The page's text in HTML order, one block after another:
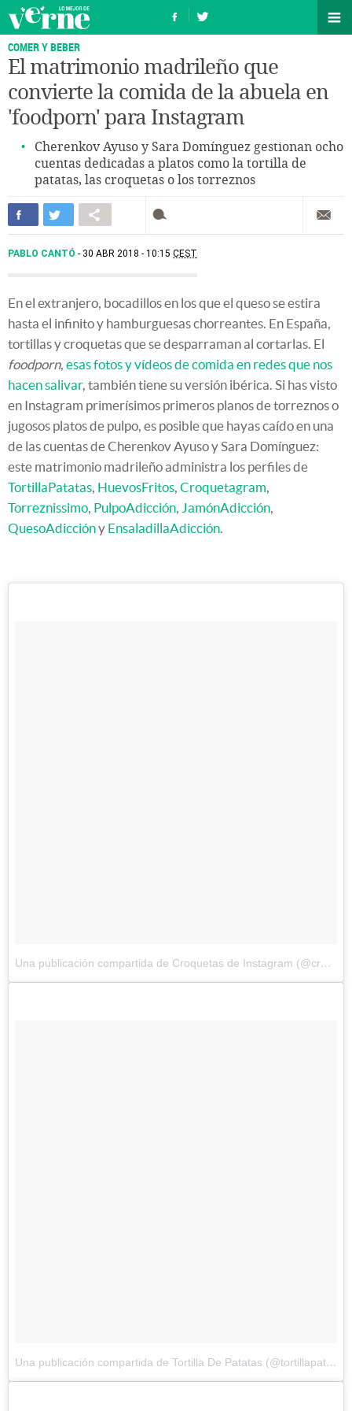
COMER Y BEBER
El matrimonio madrileño que
convierte la comida de la abuela en
'foodporn' para Instagram
Cherenkov Ayuso y Sara Domínguez gestionan ocho
cuentas dedicadas a platos como la tortilla de
patatas, las croquetas o los torreznos
PABLO CANTÓ 30 ABR 2018 - 10:15 CEST
En el extranjero, bocadillos en los que el queso se estira
hasta el infinito y hamburguesas chorreantes. En España,
tortillas y croquetas que se desparraman al cortarlas. El
foodporn, esas fotos y vídeos de comida en redes que nos
hacen salivar, también tiene su versión ibérica. Si has visto
en Instagram primerísimos primeros planos de torreznos o
jugosos platos de pulpo, es posible que hayas caído en una
de las cuentas de Cherenkov Ayuso y Sara Domínguez:
este matrimonio madrileño administra los perfiles de
TortillaPatatas, HuevosFritos, Croquetagram,
Torreznissimo, PulpoAdicción, JamónAdicción,
QuesoAdiccióny EnsaladillaAdicción.
Una publicación compartida de Croquetas de Instagram (@croquetagram)
Una publicación compartida de Tortilla De Patatas (@tortillapatatas)